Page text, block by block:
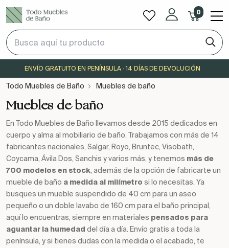
0
ENVÍO GRATUITO EN PENÍNSULA · 14 DÍAS DE DEVOLUCIÓN
Todo Muebles de Baño Muebles de baño
Muebles de baño
En Todo Muebles de Baño llevamos desde 2015 dedicados en
cuerpo y alma al mobiliario de baño. Trabajamos con más de 14
fabricantes nacionales, Salgar, Royo, Bruntec, Visobath,
Coycama, Ávila Dos, Sanchis y varios más, y tenemos más de
700 modelos en stock, además de la opción de fabricarte un
mueble de baño a medida al milímetro si lo necesitas. Ya
busques un mueble suspendido de 40 cm para un aseo
pequeño o un doble lavabo de 160 cm para el baño principal,
aquí lo encuentras, siempre en materiales pensados para
aguantar la humedad del día a día. Envío gratis a toda la
península, y si tienes dudas con la medida o el acabado, te